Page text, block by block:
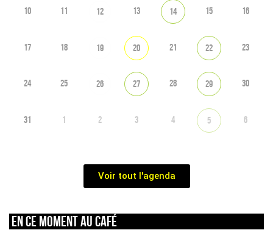
10 11 12 13 14 15 16
17 18 19 20 21 22 23
24 25 26 27 28 29 30
31 1 2 3 4 5 6
Voir tout l'agenda
En ce moment au café